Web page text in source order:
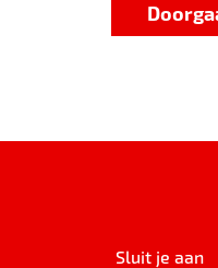
Sluit je aan